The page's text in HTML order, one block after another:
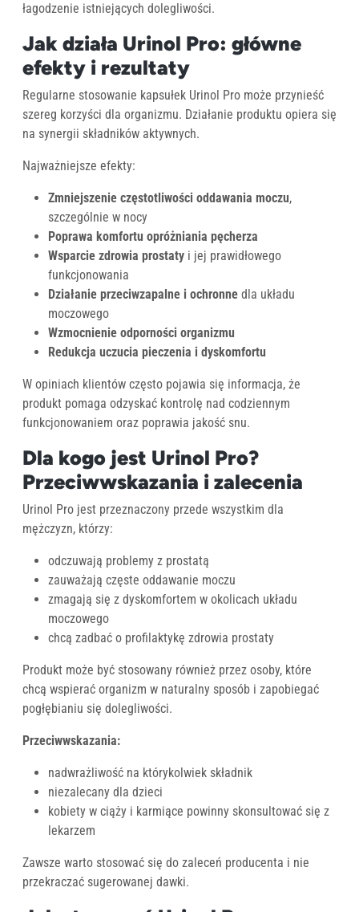
łagodzenie istniejących dolegliwości.
Jak działa Urinol Pro: główne
efekty i rezultaty
Regularne stosowanie kapsułek Urinol Pro może przynieść
szereg korzyści dla organizmu. Działanie produktu opiera się
na synergii składników aktywnych.
Najważniejsze efekty:
Zmniejszenie częstotliwości oddawania moczu,
szczególnie w nocy
Poprawa komfortu opróżniania pęcherza
Wsparcie zdrowia prostaty i jej prawidłowego
funkcjonowania
Działanie przeciwzapalne i ochronne dla układu
moczowego
Wzmocnienie odporności organizmu
Redukcja uczucia pieczenia i dyskomfortu
W opiniach klientów często pojawia się informacja, że
produkt pomaga odzyskać kontrolę nad codziennym
funkcjonowaniem oraz poprawia jakość snu.
Dla kogo jest Urinol Pro?
Przeciwwskazania i zalecenia
Urinol Pro jest przeznaczony przede wszystkim dla
mężczyzn, którzy:
odczuwają problemy z prostatą
zauważają częste oddawanie moczu
zmagają się z dyskomfortem w okolicach układu
moczowego
chcą zadbać o profilaktykę zdrowia prostaty
Produkt może być stosowany również przez osoby, które
chcą wspierać organizm w naturalny sposób i zapobiegać
pogłębianiu się dolegliwości.
Przeciwwskazania:
nadwrażliwość na którykolwiek składnik
niezalecany dla dzieci
kobiety w ciąży i karmiące powinny skonsultować się z
lekarzem
Zawsze warto stosować się do zaleceń producenta i nie
przekraczać sugerowanej dawki.